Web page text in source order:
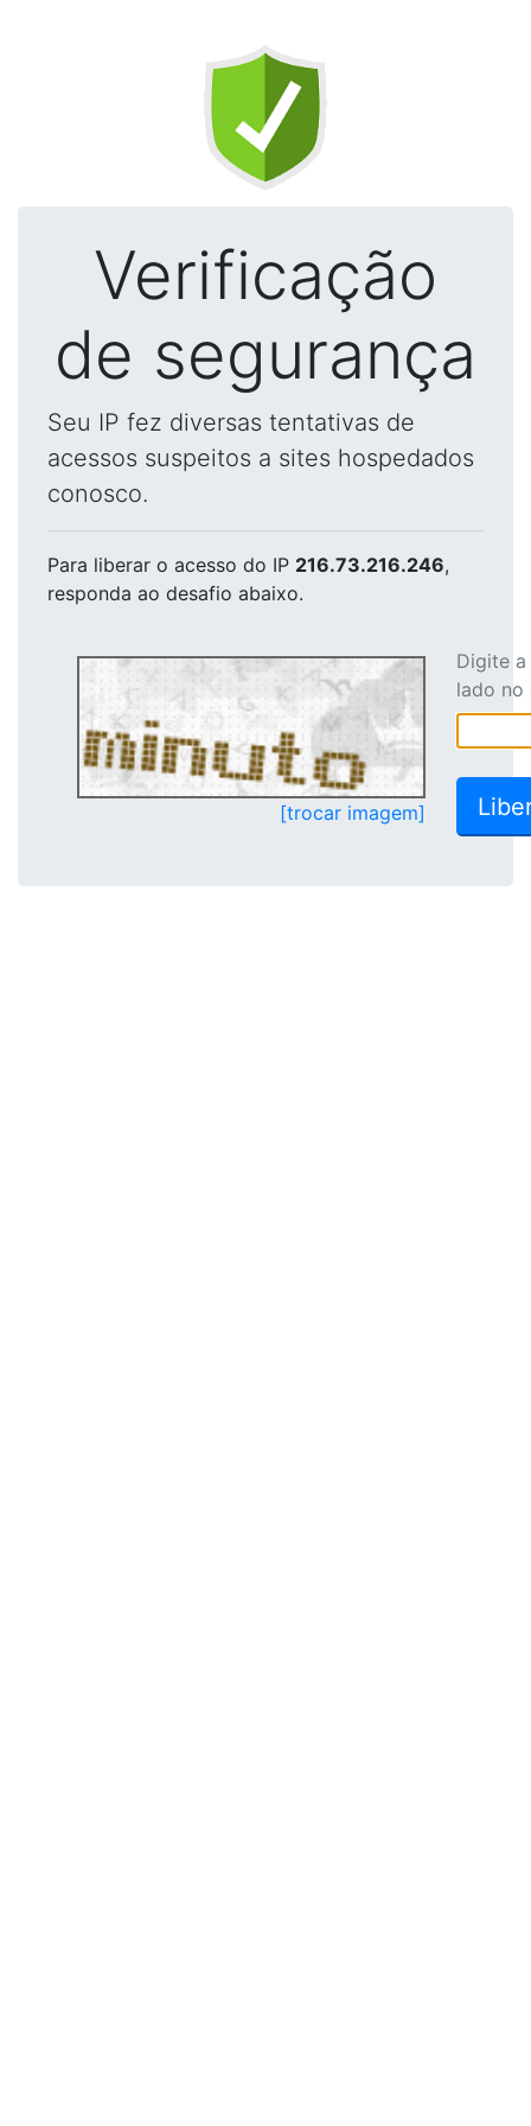
Verificação
de segurança
Seu IP fez diversas tentativas de
acessos suspeitos a sites hospedados
conosco.
Para liberar o acesso do IP 216.73.216.246,
responda ao desafio abaixo.
[trocar imagem]
Digite
lado no